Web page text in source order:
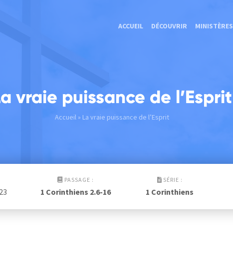
ACCUEIL DÉCOUVRIR MINISTÈRES
vraie puissance de l’Esprit
Accueil» La vraie puissance de l’Esprit
PASSAGE :
1 Corinthiens 2.6-16
SÉRIE :
1 Corinthiens